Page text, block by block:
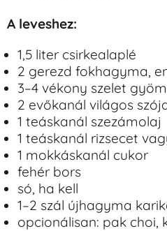
A leveshez:
1,5 liter csirkealaplé
2 gerezd fokhagyma,
3–4 vékony szelet
2 evőkanál világos
1 teáskanál szezámolaj
1 teáskanál rizsecet
1 mokkáskanál cukor
fehér bors
só, ha kell
1–2 szál újhagyma
opcionálisan: pak choi,